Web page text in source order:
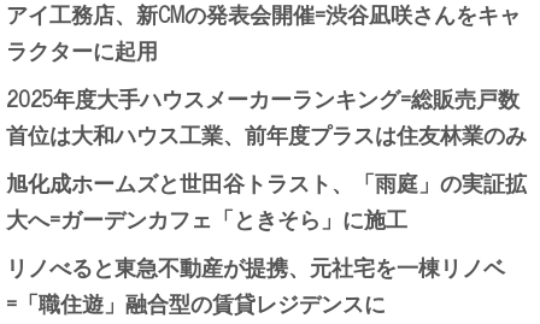
アイ工務店、新CMの発表会開催=渋谷凪咲さんをキャ
ラクターに起用
2025年度大手ハウスメーカーランキング=総販売戸数
首位は大和ハウス工業、前年度プラスは住友林業のみ
旭化成ホームズと世田谷トラスト、「雨庭」の実証拡
大へ=ガーデンカフェ「ときそら」に施工
リノべると東急不動産が提携、元社宅を一棟リノベ
=「職住遊」融合型の賃貸レジデンスに